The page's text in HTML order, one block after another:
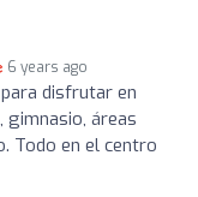
6 years ago
disfrutar en
gimnasio, áreas
Todo en el centro